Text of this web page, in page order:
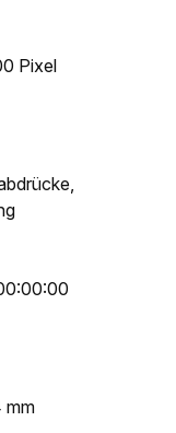
Pixel
mm